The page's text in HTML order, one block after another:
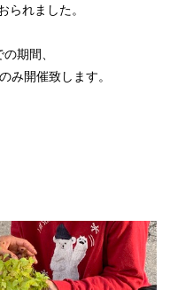
られました。
期間、
み開催致します。